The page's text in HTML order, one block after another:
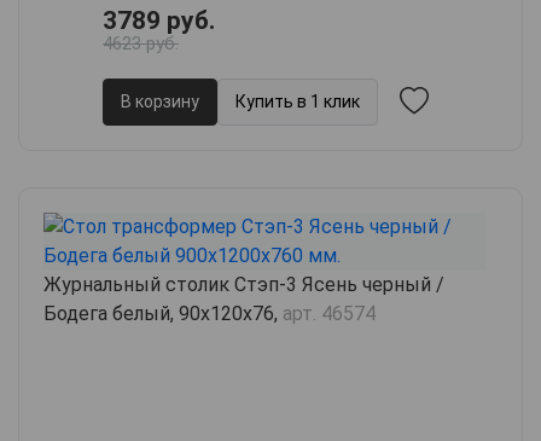
3789 руб.
4623 руб.
В корзину Купить в 1 клик
Журнальный столик Стэп-3 Ясень черный /
Бодега белый, 90х120х76, арт. 46574